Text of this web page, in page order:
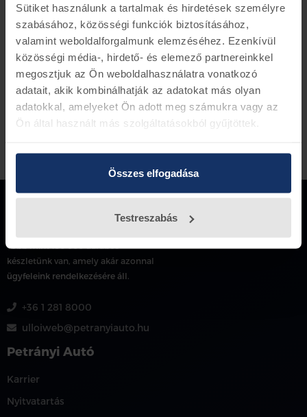
Sütiket használunk a tartalmak és hirdetések személyre
szabásához, közösségi funkciók biztosításához,
valamint weboldalforgalmunk elemzéséhez. Ezenkívül
közösségi média-, hirdető- és elemező partnereinkkel
megosztjuk az Ön weboldalhasználatra vonatkozó
adatait, akik kombinálhatják az adatokat más olyan
adatokkal, amelyeket Ön adott meg számukra vagy az
Ön által használt más szolgáltatásokból gyűjtöttek.
Összes elfogadása
Testreszabás
Vissza az előző oldalra
Több mint 150 000 darabos
készletünk van, amely akár azonnal
ügyfeleink rendelkezésére áll.
+36 1 281 8000
ulloiweb@petranyiauto.hu
Petrányi Autó
Karrier
Nyitvatartás